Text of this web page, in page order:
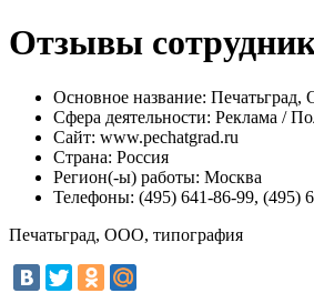
Отзывы
Основное название:
Сфера деятельности: Реклама /
Сайт: www.pechatgrad.ru
Страна: Россия
Регион(-ы) работы: Москва
Телефоны: (495) 641-86-99, (495)
Печатьград, ООО, типография